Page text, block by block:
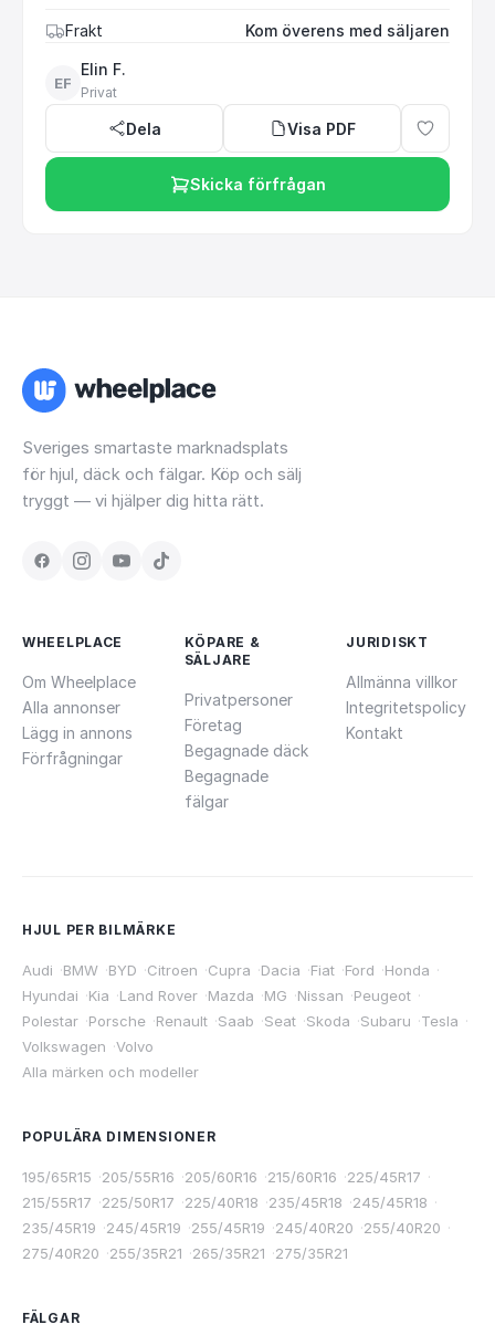
Frakt Kom överens med säljaren
EF
Elin F.
Privat
Dela Visa PDF
Skicka förfrågan
Sveriges smartaste marknadsplats
för hjul, däck och fälgar. Köp och sälj
tryggt — vi hjälper dig hitta rätt.
WHEELPLACE
Om Wheelplace
Alla annonser
Lägg in annons
Förfrågningar
KÖPARE &
SÄLJARE
Privatpersoner
Företag
Begagnade däck
Begagnade
fälgar
JURIDISKT
Allmänna villkor
Integritetspolicy
Kontakt
HJUL PER BILMÄRKE
Audi ·BMW ·BYD ·Citroen ·Cupra ·Dacia ·Fiat ·Ford ·Honda ·
Hyundai ·Kia ·Land Rover ·Mazda ·MG ·Nissan ·Peugeot ·
Polestar ·Porsche ·Renault ·Saab ·Seat ·Skoda ·Subaru ·Tesla ·
Volkswagen ·Volvo
Alla märken och modeller
POPULÄRA DIMENSIONER
195/65R15 ·205/55R16 ·205/60R16 ·215/60R16 ·225/45R17 ·
215/55R17 ·225/50R17 ·225/40R18 ·235/45R18 ·245/45R18 ·
235/45R19 ·245/45R19 ·255/45R19 ·245/40R20 ·255/40R20 ·
275/40R20 ·255/35R21 ·265/35R21 ·275/35R21
FÄLGAR